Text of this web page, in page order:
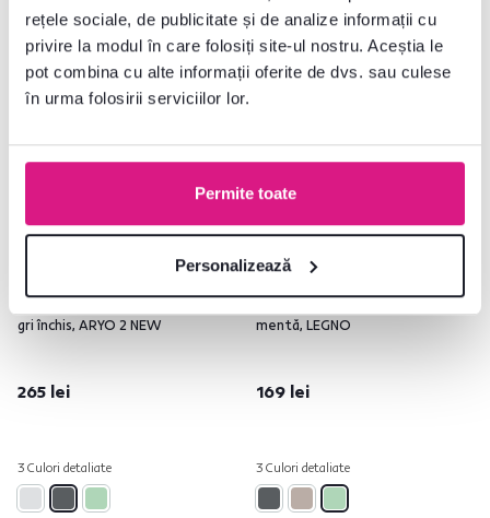
rețele sociale, de publicitate și de analize informații cu
privire la modul în care folosiți site-ul nostru. Aceștia le
pot combina cu alte informații oferite de dvs. sau culese
în urma folosirii serviciilor lor.
Permite toate
Personalizează
gri închis, ARYO 2 NEW
265 lei
3 Culori detaliate
Lichidare stoc
mentă, LEGNO
169 lei
3 Culori detaliate